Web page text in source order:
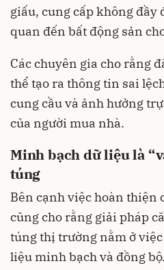
giấu, cung cấp không đầy
quan đến bất động sản
Các chuyên gia cho rằng
thể tạo ra thông tin sai
cung cầu và ảnh hưởng
của người mua nhà.
Minh bạch dữ liệu là
túng
Bên cạnh việc hoàn thiện
cũng cho rằng giải pháp
túng thị trường nằm ở
liệu minh bạch và đồng bộ.